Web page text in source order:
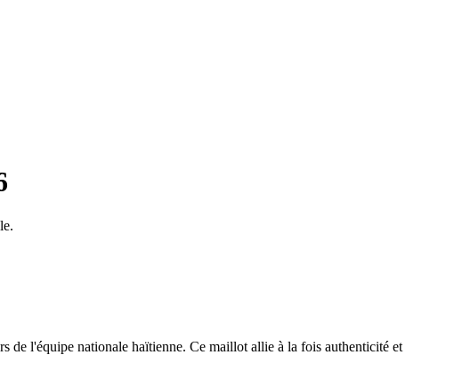
l'équipe nationale haïtienne. Ce maillot allie à la fois authenticité et